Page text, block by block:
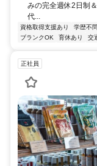
みの完全週休2日制
代...
資格取得支援あり 学歴不問
ブランクOK
育休あり 交
正社員